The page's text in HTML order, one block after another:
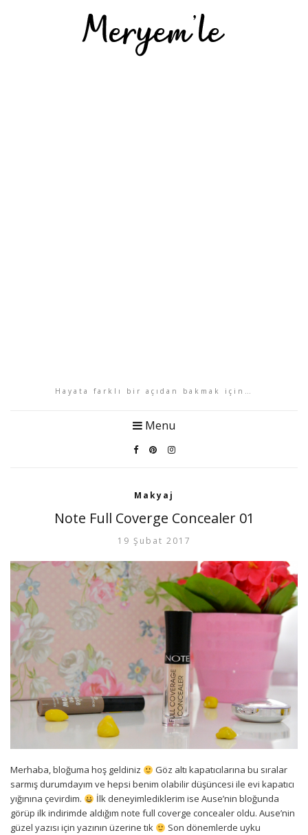
Hayata farklı bir açıdan bakmak için…
Menu
Makyaj
Note Full Coverge Concealer 01
19 Şubat 2017
Merhaba, bloğuma hoş geldiniz
Göz altı kapatıcılarına bu sıralar
sarmış durumdayım ve hepsi benim olabilir düşüncesi ile evi kapatıcı
yığınına çevirdim.
İlk deneyimlediklerim ise Ause’nin bloğunda
görüp ilk indirimde aldığım note full coverge concealer oldu. Ause’nin
güzel yazısı için yazının üzerine tık
Son dönemlerde uyku